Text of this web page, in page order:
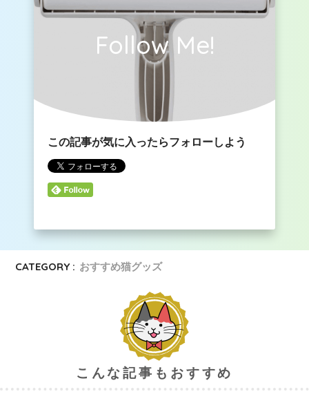
Follow Me!
この記事が気に入ったらフォローしよう
CATEGORY : おすすめ猫グッズ
こんな記事もおすすめ